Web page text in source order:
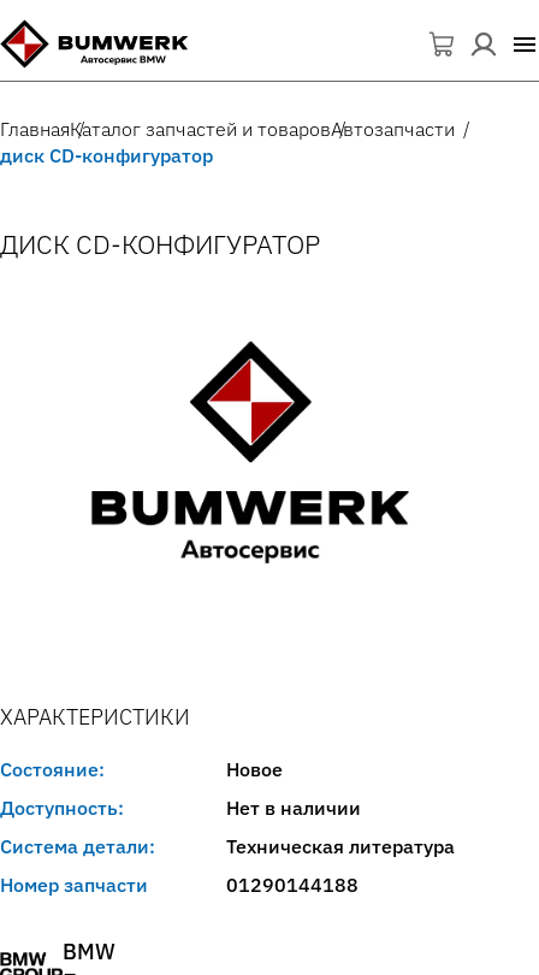
ГлавнаяКаталог запчастей и товаровАвтозапчасти
диск CD-конфигуратор
ДИСК CD-КОНФИГУРАТОР
ХАРАКТЕРИСТИКИ
Состояние:
Новое
Доступность:
Нет в наличии
Система детали:
Техническая литература
Номер запчасти
01290144188
BMW